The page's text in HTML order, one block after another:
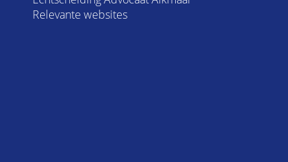
Relevante websites